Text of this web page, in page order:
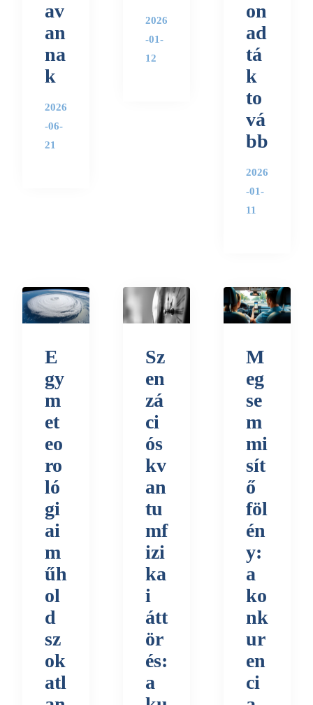
av
an
na
k
2026
-06-
21
2026
-01-
12
on
ad
tá
k
to
vá
bb
2026
-01-
11
E
gy
m
et
eo
ro
ló
gi
ai
m
űh
ol
d
sz
ok
atl
Sz
en
zá
ci
ós
kv
an
tu
mf
izi
ka
i
átt
ör
és:
a
M
eg
se
m
mi
sít
ő
föl
én
y:
a
ko
nk
ur
en
ci